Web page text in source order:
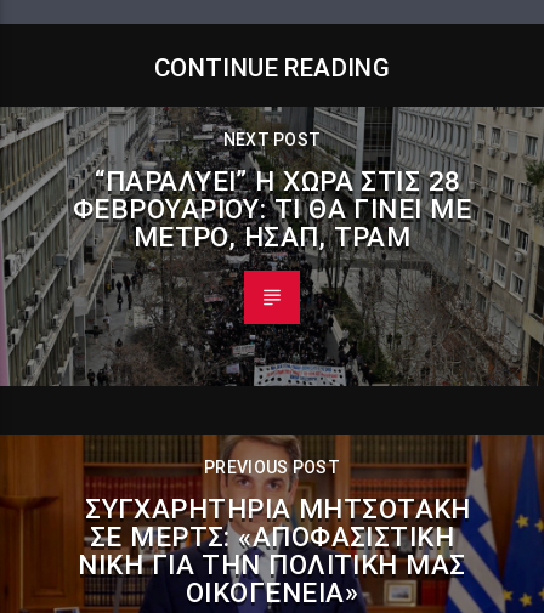
CONTINUE READING
NEXT POST
“ΠΑΡΑΛΎΕΙ” Η ΧΏΡΑ ΣΤΙΣ 28
ΦΕΒΡΟΥΑΡΊΟΥ: ΤΙ ΘΑ ΓΊΝΕΙ ΜΕ
ΜΕΤΡΌ, ΗΣΑΠ, ΤΡΑΜ
PREVIOUS POST
ΣΥΓΧΑΡΗΤΉΡΙΑ ΜΗΤΣΟΤΆΚΗ
ΣΕ ΜΕΡΤΣ: «ΑΠΟΦΑΣΙΣΤΙΚΉ
ΝΊΚΗ ΓΙΑ ΤΗΝ ΠΟΛΙΤΙΚΉ ΜΑΣ
ΟΙΚΟΓΈΝΕΙΑ»